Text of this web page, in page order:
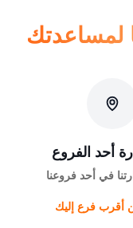
لمساعدتك
أحد الفروع
في أحد فروعنا
أقرب فرع إليك